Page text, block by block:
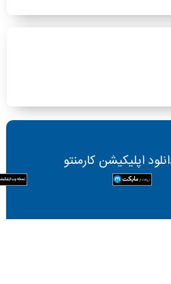
اپلیکیشن کارمنتو